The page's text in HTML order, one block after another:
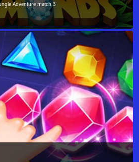
Adventure match 3